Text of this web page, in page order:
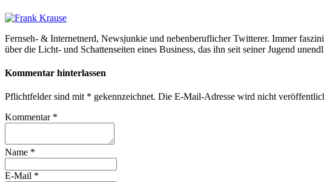
Fernseh- & Internetnerd, Newsjunkie und nebenberuflicher Twitterer. Immer
über die Licht- und Schattenseiten eines Business, das ihn seit seiner Jugend
Kommentar hinterlassen
Pflichtfelder sind mit * gekennzeichnet. Die E-Mail-Adresse wird nicht
Kommentar *
Name *
E-Mail *